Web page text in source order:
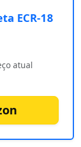
ECR-18
atual